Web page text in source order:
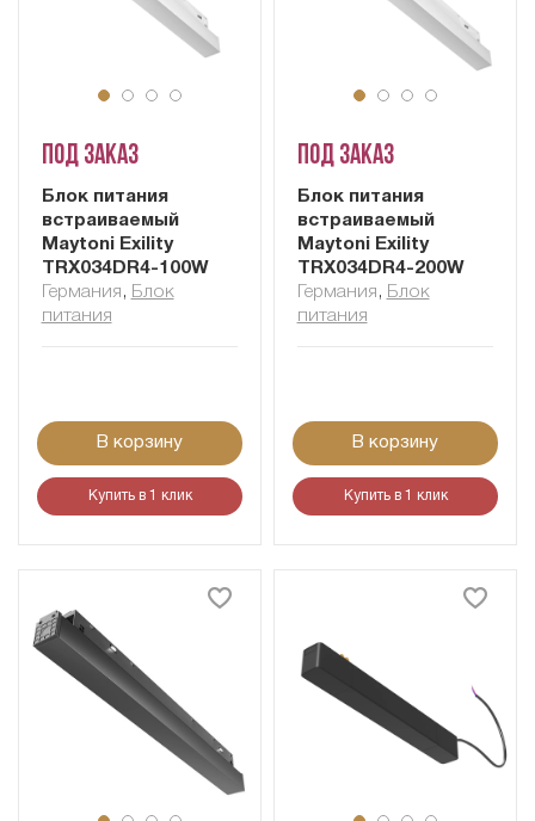
Под заказ
Блок питания
встраиваемый
Maytoni Exility
TRX034DR4-100W
Германия , Блок
питания
В корзину
Купить в 1 клик
Под заказ
Блок питания
встраиваемый
Maytoni Exility
TRX034DR4-200W
Германия , Блок
питания
В корзину
Купить в 1 клик